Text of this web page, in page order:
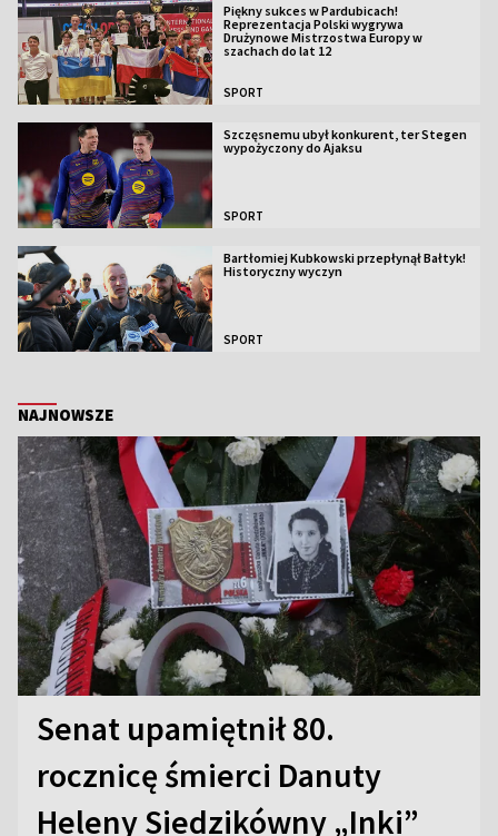
Piękny sukces w Pardubicach!
Reprezentacja Polski wygrywa
Drużynowe Mistrzostwa Europy w
szachach do lat 12
SPORT
Szczęsnemu ubył konkurent, ter Stegen
wypożyczony do Ajaksu
SPORT
Bartłomiej Kubkowski przepłynął Bałtyk!
Historyczny wyczyn
SPORT
NAJNOWSZE
Senat upamiętnił 80.
rocznicę śmierci Danuty
Heleny Siedzikówny „Inki”